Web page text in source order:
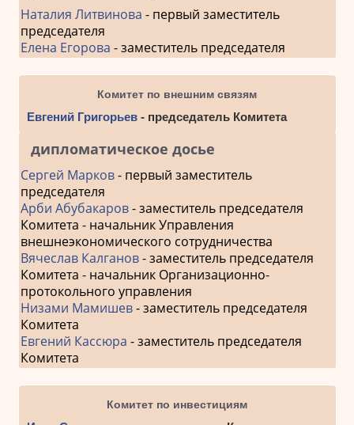
Наталия Литвинова - первый заместитель
председателя
Елена Егорова - заместитель председателя
Комитет по внешним связям
Евгений Григорьев- председатель Комитета
дипломатическое досье
Сергей Марков- первый заместитель
председателя
Арби Абубакаров- заместитель председателя
Комитета - начальник Управления
внешнеэкономического сотрудничества
Вячеслав Калганов- заместитель председателя
Комитета - начальник Организационно-
протокольного управления
Низами Мамишев- заместитель председателя
Комитета
Евгений Кассюра - заместитель председателя
Комитета
Комитет по инвестициям